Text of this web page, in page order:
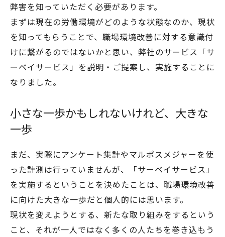
弊害を知っていただく必要があります。
まずは現在の労働環境がどのような状態なのか、現状
を知ってもらうことで、職場環境改善に対する意識付
けに繋がるのではないかと思い、弊社のサービス「サ
ーベイサービス」を説明・ご提案し、実施することに
なりました。
小さな一歩かもしれないけれど、大きな
一歩
まだ、実際にアンケート集計やマルポスメジャーを使
った計測は行っていませんが、「サーベイサービス」
を実施するということを決めたことは、職場環境改善
に向けた大きな一歩だと個人的には思います。
現状を変えようとする、新たな取り組みをするという
こと、それが一人ではなく多くの人たちを巻き込もう